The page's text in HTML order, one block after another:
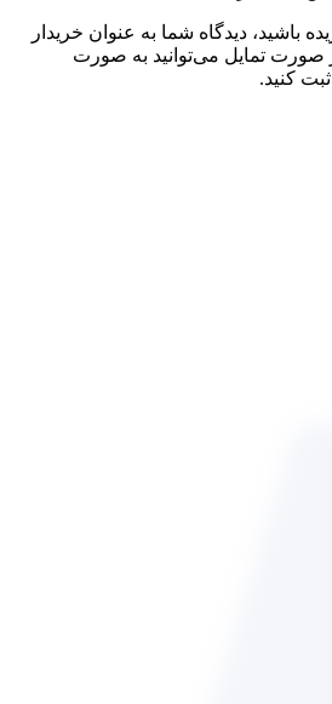
باشید، دیدگاه شما به عنوان خریدار
صورت تمایل می‌توانید به صورت
کنید.